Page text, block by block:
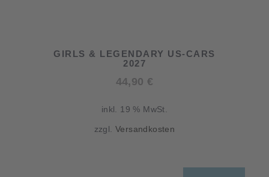
GIRLS & LEGENDARY US-CARS
2027
44,90 €
inkl. 19 % MwSt.
zzgl.Versandkosten